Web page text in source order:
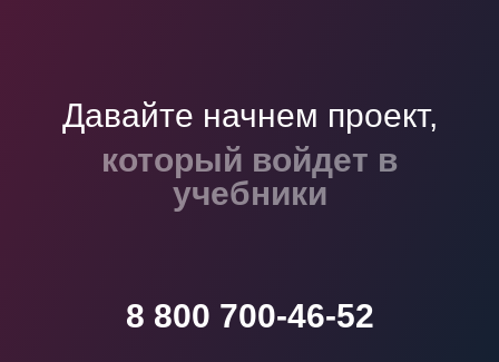
Давайте начнем проект,
который войдет в
учебники
8 800 700-46-52